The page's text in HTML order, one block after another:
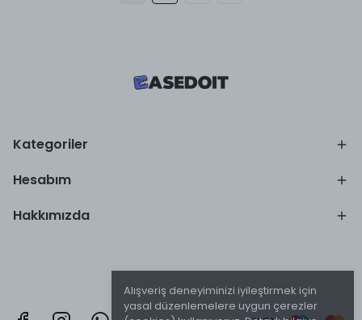
Alışveriş deneyiminizi iyileştirmek için
yasal düzenlemelere uygun çerezler
Kategoriler
Hesabım
Hakkımızda